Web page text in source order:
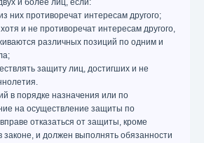
и более лиц, если:
них противоречат интересам другого;
и не противоречат интересам другого,
различных позиций по одним и
защиту лиц, достигших и не
в порядке назначения или по
на осуществление защиты по
отказаться от защиты, кроме
законе, и должен выполнять обязанности